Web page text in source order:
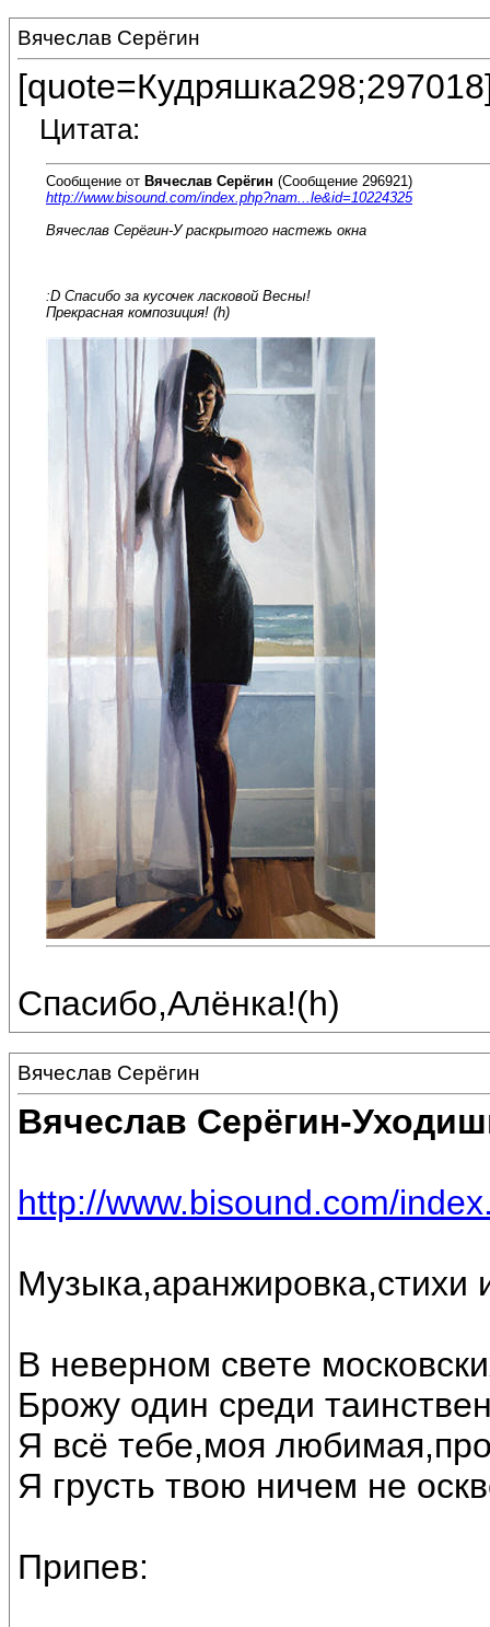
Вячеслав Серёгин
Цитата:
Сообщение от Вячеслав Серёгин (Сообщение 296921)
http://www.bisound.com/index.php?nam...le&id=10224325
Вячеслав Серёгин-У раскрытого настежь окна
:D Спасибо за кусочек ласковой Весны!
Прекрасная композиция! (h)
Спасибо,Алёнка!(h)
Вячеслав Серёгин
Вячеслав Серёгин-
http://www.bisound.com/
Музыка,аранжировка,стихи
В неверном свете
Брожу один среди
Я всё тебе,моя
Я грусть твою ничем не
Припев: